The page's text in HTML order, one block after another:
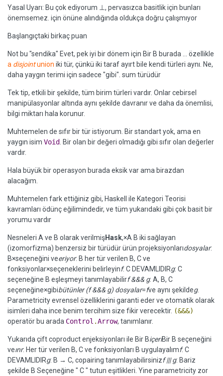
Yasal Uyarı: Bu çok ediyorum ⊥, pervasızca basitlik için bunları
önemsemez. için önüne alındığında oldukça doğru çalışmıyor
Başlangıçtaki birkaç puan
Not bu "sendika" Evet, pek iyi bir dönem için Bir B burada ... özellikle
a disjointunion iki tür, çünkü iki taraf ayırt bile kendi türleri aynı. Ne,
daha yaygın terimi için sadece "gibi". sum türüdür
Tek tip, etkili bir şekilde, tüm birim türleri vardır. Onlar cebirsel
manipülasyonlar altında aynı şekilde davranır ve daha da önemlisi,
bilgi miktarı hala korunur.
Muhtemelen de sıfır bir tür istiyorum. Bir standart yok, ama en
yaygın isim Void
. Bir olan bir değeri olmadığı gibi sıfır olan değerler
vardır.
Hala büyük bir operasyon burada eksik var ama birazdan
alacağım.
Muhtemelen fark ettiğiniz gibi, Haskell ile Kategori Teorisi
kavramları ödünç eğilimindedir, ve tüm yukarıdaki gibi çok basit bir
yorumu vardır
Nesneleri A ve B olarak verilmişHask,×A B iki sağlayan
(izomorfizma) benzersiz bir türüdür ürün projeksiyonlarıdosyalar:
B×seçeneğini veeriyor: B her tür verilen B, C ve
fonksiyonlar×seçeneklerini belirleyinf: C DEVAMLIDIRg: C
seçeneğine B eşleşmeyi tanımlayabilirf &&& g: A, B, C
seçeneğine×gibibütünler (f &&& g) dosyalar=fve aynı şekildeg.
Parametricity evrensel özelliklerini garanti eder ve otomatik olarak
isimleri daha ince benim tercihim size fikir verecektir. (&&&)
operatör bu arada Control .Arrow, tanımlanır.
Yukarıda çift coproduct enjeksiyonları ile Bir BiçeriBir B seçeneğini
veınr: Her tür verilen B, C ve fonksiyonları B uygulayalımf: C
DEVAMLIDIRg: B → C, copairing tanımlayabilirsinizf ||| g: Bariz
şekilde B Seçeneğine " C " tutun eşitlikleri. Yine parametricity zor